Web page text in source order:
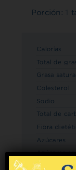
Porción: 1
Calorías
Total de
Grasa
Colesterol
Sodio
Total de
Fibra
Azúcares
Azúcares
Proteína